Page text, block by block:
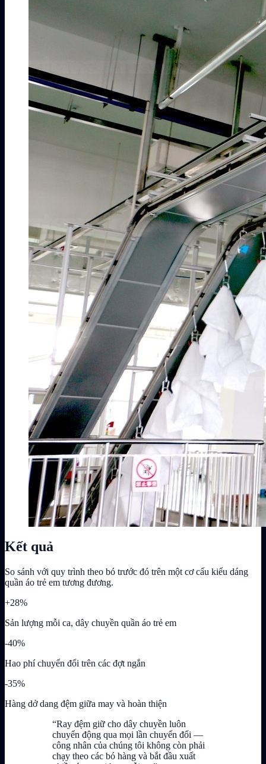
Kết quả
So sánh với quy trình theo bó trước đó trên một cơ cấu kiểu dáng
quần áo trẻ em tương đương.
+28%
Sản lượng mỗi ca, dây chuyền quần áo trẻ em
-40%
Hao phí chuyển đổi trên các đợt ngắn
-35%
Hàng dở dang đệm giữa may và hoàn thiện
“Ray đệm giữ cho dây chuyền luôn
chuyển động qua mọi lần chuyển đổi —
công nhân của chúng tôi không còn phải
chạy theo các bó hàng và bắt đầu xuất